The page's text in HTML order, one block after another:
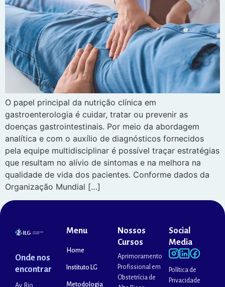
O papel principal da nutrição clínica em
gastroenterologia é cuidar, tratar ou prevenir as
doenças gastrointestinais. Por meio da abordagem
analítica e com o auxílio de diagnósticos fornecidos
pela equipe multidisciplinar é possível traçar estratégias
que resultam no alívio de sintomas e na melhora na
qualidade de vida dos pacientes. Conforme dados da
Organização Mundial […]
Onde nos
encontrar
Av. Rio
Menu
Home
Instituto LG
Metodologia
Nossos
Cursos
Aprimoramento
Profissional em
Obstetrícia de
Social
Media
Política de
Privacidade